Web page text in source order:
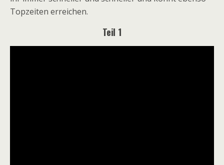
Topzeiten erreichen.
Teil 1